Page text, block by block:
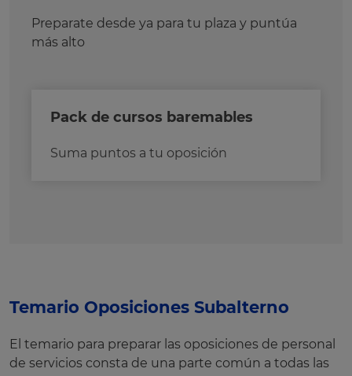
Preparate desde ya para tu plaza y puntúa
más alto
Pack de cursos baremables
Suma puntos a tu oposición
Temario Oposiciones Subalterno
El temario para preparar las oposiciones de personal
de servicios consta de una parte común a todas las